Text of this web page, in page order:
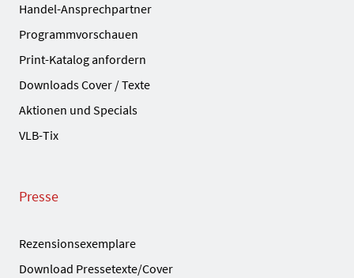
Handel-Ansprechpartner
Programmvorschauen
Print-Katalog anfordern
Downloads Cover / Texte
Aktionen und Specials
VLB-Tix
Presse
Rezensionsexemplare
Download Pressetexte/Cover